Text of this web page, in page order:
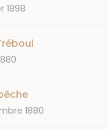
1898
1880